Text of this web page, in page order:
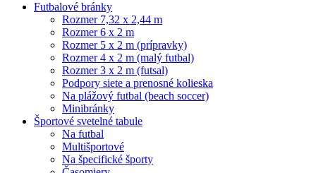
Futbalové bránky
Rozmer 7,32 x 2,44 m
Rozmer 6 x 2 m
Rozmer 5 x 2 m (prípravky)
Rozmer 4 x 2 m (malý futbal)
Rozmer 3 x 2 m (futsal)
Podpory siete a prenosné kolieska
Na plážový futbal (beach soccer)
Minibránky
Športové svetelné tabule
Na futbal
Multišportové
Na špecifické športy